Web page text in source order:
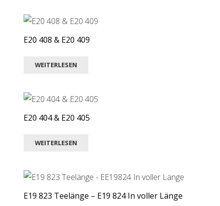
E20 408 & E20 409
WEITERLESEN
E20 404 & E20 405
WEITERLESEN
E19 823 Teelänge – E19 824 In voller Länge